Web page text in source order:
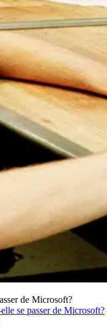
de Microsoft?
se passer de Microsoft?